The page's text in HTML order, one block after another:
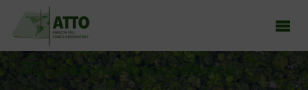
ATTO - AMAZON TALL TOWER OBSERVATORY